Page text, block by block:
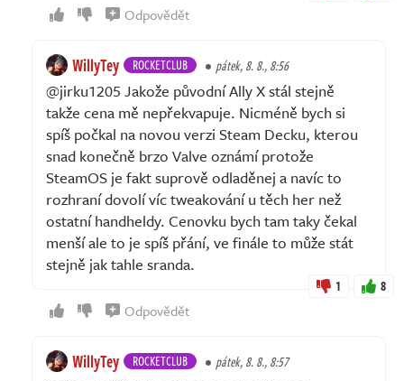
Odpovědět
WillyTey ROCKETCLUB pátek, 8. 8., 8:56
@jirku1205 Jakože původní Ally X stál stejně
takže cena mě nepřekvapuje. Nicméně bych si
spíš počkal na novou verzi Steam Decku, kterou
snad konečně brzo Valve oznámí protože
SteamOS je fakt suprově odladěnej a navíc to
rozhraní dovolí víc tweakování u těch her než
ostatní handheldy. Cenovku bych tam taky čekal
menší ale to je spíš přání, ve finále to může stát
stejně jak tahle sranda.
1 8
Odpovědět
WillyTey ROCKETCLUB pátek, 8. 8., 8:57